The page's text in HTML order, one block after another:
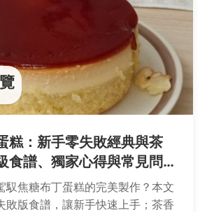
糕：新手零失敗經典與茶
食譜、獨家心得與常見問
馭焦糖布丁蛋糕的完美製作？本文
敗版食譜，讓新手快速上手；茶香